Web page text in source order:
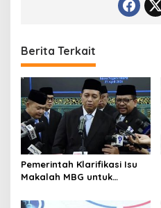
Berita Terkait
Pemerintah Klarifikasi Isu
Makalah MBG untuk
Perdamaian 2026